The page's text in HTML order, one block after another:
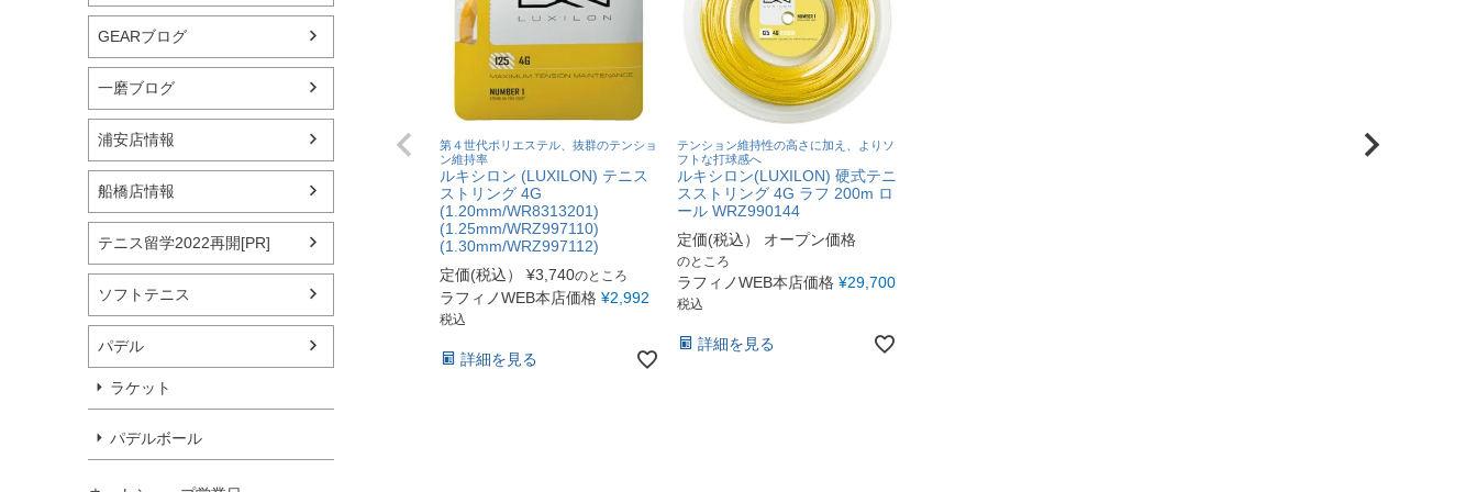
GEARブログ
一磨ブログ
浦安店情報
船橋店情報
テニス留学2022再開[PR]
ソフトテニス
パデル
ラケット
パデルボール
第４世代ポリエステル、抜群のテンショ
ン維持率
ルキシロン (LUXILON) テニス
ストリング 4G
(1.20mm/WR8313201)
(1.25mm/WRZ997110)
(1.30mm/WRZ997112)
定価(税込）
¥3,740のところ
ラフィノWEB本店価格 ¥2,992
税込
詳細を見る
テンション維持性の高さに加え、よりソ
フトな打球感へ
ルキシロン(LUXILON) 硬式テニ
スストリング 4G ラフ 200m ロ
ール WRZ990144
定価(税込）
オープン価格
のところ
ラフィノWEB本店価格 ¥29,700
税込
詳細を見る